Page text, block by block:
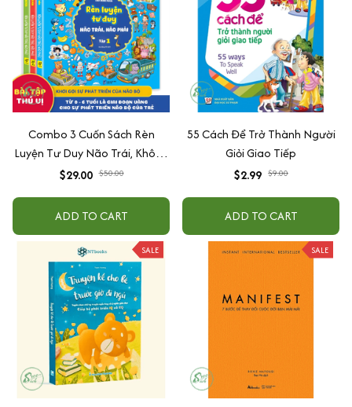
Combo 3 Cuốn Sách Rèn
Luyện Tư Duy Não Trái, Không
Não Phải - Đánh Thức Tiềm
$29.00 $50.00
ADD TO CART
55 Cách Để Trở Thành Người
Giỏi Giao Tiếp
$2.99 $9.00
ADD TO CART
SALE SALE